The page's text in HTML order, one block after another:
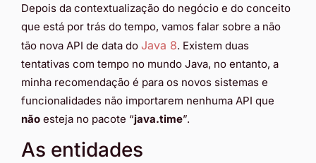
Depois da contextualização do negócio e do conceito
que está por trás do tempo, vamos falar sobre a não
tão nova API de data do Java 8. Existem duas
tentativas com tempo no mundo Java, no entanto, a
minha recomendação é para os novos sistemas e
funcionalidades não importarem nenhuma API que
não esteja no pacote “java.time”.
As entidades